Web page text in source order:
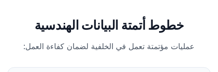
خطوط أتمتة البيانات الهندسية
عمليات مؤتمتة تعمل في الخلفية لضمان كفاءة العمل: